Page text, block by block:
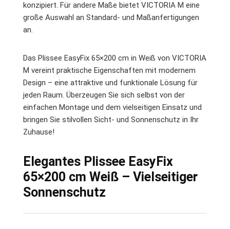
konzipiert. Für andere Maße bietet VICTORIA M eine
große Auswahl an Standard- und Maßanfertigungen
an.
Das Plissee EasyFix 65×200 cm in Weiß von VICTORIA
M vereint praktische Eigenschaften mit modernem
Design – eine attraktive und funktionale Lösung für
jeden Raum. Überzeugen Sie sich selbst von der
einfachen Montage und dem vielseitigen Einsatz und
bringen Sie stilvollen Sicht- und Sonnenschutz in Ihr
Zuhause!
Elegantes Plissee EasyFix
65×200 cm Weiß – Vielseitiger
Sonnenschutz